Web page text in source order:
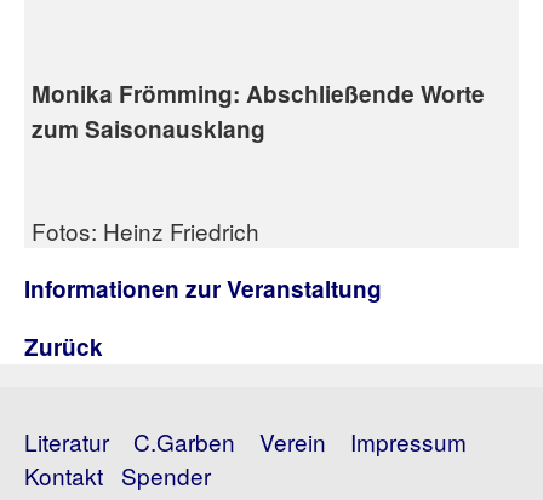
Monika Frömming: Abschließende Worte
zum Saisonausklang
Fotos: Heinz Friedrich
Informationen zur Veranstaltung
Zurück
Literatur C.Garben Verein
Impressum
Kontakt Spender